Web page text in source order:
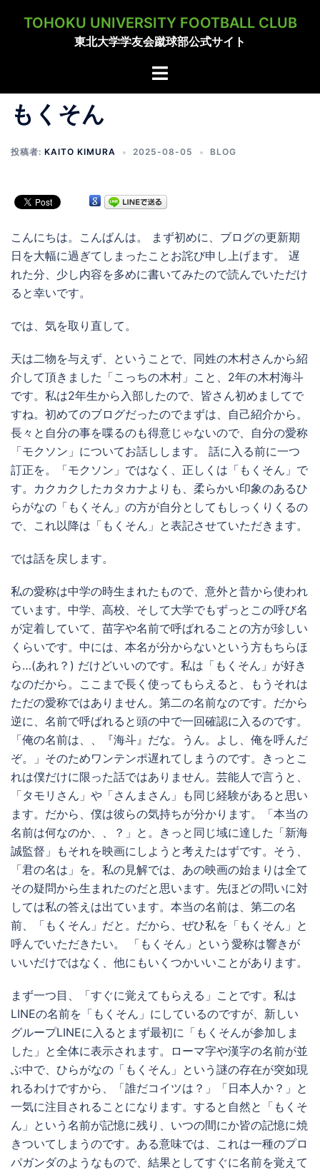
TOHOKU UNIVERSITY FOOTBALL CLUB
東北大学学友会蹴球部公式サイト
ト
もくそん
投稿者: KAITO KIMURA 2025-08-05 BLOG
こんにちは。こんばんは。 まず初めに、ブログの更新期
日を大幅に過ぎてしまったことお詫び申し上げます。 遅
れた分、少し内容を多めに書いてみたので読んでいただけ
ると幸いです。
では、気を取り直して。
天は二物を与えず、ということで、同姓の木村さんから紹
介して頂きました「こっちの木村」こと、2年の木村海斗
です。私は2年生から入部したので、皆さん初めましてで
すね。初めてのブログだったのでまずは、自己紹介から。
長々と自分の事を喋るのも得意じゃないので、自分の愛称
「モクソン」についてお話しします。 話に入る前に一つ
訂正を。「モクソン」ではなく、正しくは「もくそん」で
す。カクカクしたカタカナよりも、柔らかい印象のあるひ
らがなの「もくそん」の方が自分としてもしっくりくるの
で、これ以降は「もくそん」と表記させていただきます。
では話を戻します。
私の愛称は中学の時生まれたもので、意外と昔から使われ
ています。中学、高校、そして大学でもずっとこの呼び名
が定着していて、苗字や名前で呼ばれることの方が珍しい
くらいです。中には、本名が分からないという方もちらほ
ら…(あれ？) だけどいいのです。私は「もくそん」が好き
なのだから。ここまで長く使ってもらえると、もうそれは
ただの愛称ではありません。第二の名前なのです。だから
逆に、名前で呼ばれると頭の中で一回確認に入るのです。
「俺の名前は、、『海斗』だな。うん。よし、俺を呼んだ
ぞ。」そのためワンテンポ遅れてしまうのです。きっとこ
れは僕だけに限った話ではありません。芸能人で言うと、
「タモリさん」や「さんまさん」も同じ経験があると思い
ます。だから、僕は彼らの気持ちが分かります。「本当の
名前は何なのか、、？」と。きっと同じ域に達した「新海
誠監督」もそれを映画にしようと考えたはずです。そう、
「君の名は」を。私の見解では、あの映画の始まりは全て
その疑問から生まれたのだと思います。先ほどの問いに対
しては私の答えは出ています。本当の名前は、第二の名
前、「もくそん」だと。だから、ぜひ私を「もくそん」と
呼んでいただきたい。 「もくそん」という愛称は響きが
いいだけではなく、他にもいくつかいいことがあります。
まず一つ目、「すぐに覚えてもらえる」ことです。私は
LINEの名前を「もくそん」にしているのですが、新しい
グループLINEに入るとまず最初に「もくそんが参加しま
した」と全体に表示されます。ローマ字や漢字の名前が並
ぶ中で、ひらがなの「もくそん」という謎の存在が突如現
れるわけですから、「誰だコイツは？」「日本人か？」と
一気に注目されることになります。すると自然と「もくそ
ん」という名前が記憶に残り、いつの間にか皆の記憶に焼
きついてしまうのです。ある意味では、これは一種のプロ
パガンダのようなもので、結果としてすぐに名前を覚えて